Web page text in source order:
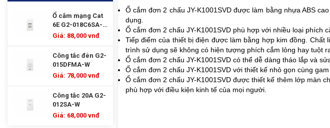
Ổ cắm mạng Cat
6E G2-018C6SA-
W
Giá: 88,000 vnđ
Công tắc đèn G2-
015DFMA-W
Giá: 78,000 vnđ
Công tắc 20A G2-
012SA-W
Giá: 68,000 vnđ
Ổ cắm đơn 2 chấu JY-K1001SVDđược làm bằng nhựa ABS
dụng.
Ổ cắm đơn 2 chấu JY-K1001SVD phù hợp với nhiều loại phích
Tiếp điểm của thiết bị điện được làm bằng hợp kim đồng.
trình sử dụng sẽ không có hiện tượng phích cắm lỏng hay tuột
Ổ cắm đơn 2 chấu JY-K1001SVDcó thể dễ dàng tháo lắp và
Ổ cắm đơn 2 chấu JY-K1001SVD với thiết kế nhỏ gọn cùng
Ổ cắm đơn 2 chấuJY-K1001SVD được thiết kế thêm lớp màn
phù hợp với điều kiện kinh tế của mọi người.